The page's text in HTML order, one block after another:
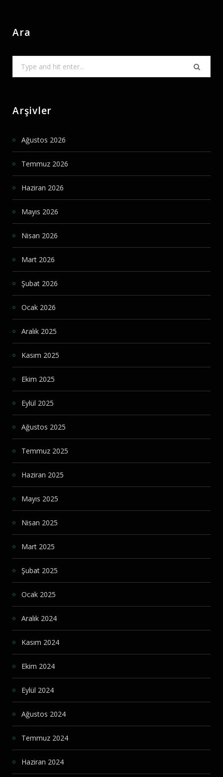
Ara
for:
Arşivler
Ağustos 2026
Temmuz 2026
Haziran 2026
Mayıs 2026
Nisan 2026
Mart 2026
Şubat 2026
Ocak 2026
Aralık 2025
Kasım 2025
Ekim 2025
Eylül 2025
Ağustos 2025
Temmuz 2025
Haziran 2025
Mayıs 2025
Nisan 2025
Mart 2025
Şubat 2025
Ocak 2025
Aralık 2024
Kasım 2024
Ekim 2024
Eylül 2024
Ağustos 2024
Temmuz 2024
Haziran 2024